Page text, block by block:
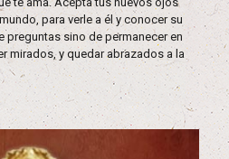
para verle a él y conocer su
preguntas sino de permanecer en
mirados, y quedar abrazados a la